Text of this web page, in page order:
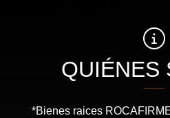
QUIÉNES
*Bienes raices